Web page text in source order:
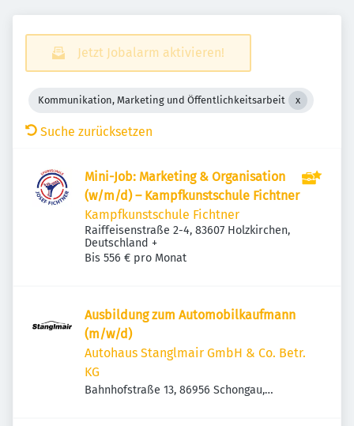
Jetzt Jobalarm aktivieren!
Kommunikation, Marketing und Öffentlichkeitsarbeit
Suche zurücksetzen
Mini-Job: Marketing & Organisation
(w/m/d) – Kampfkunstschule Fichtner
Kampfkunstschule Fichtner
Raiffeisenstraße 2-4, 83607 Holzkirchen,
Deutschland +
Bis 556 € pro Monat
Ausbildung zum Automobilkaufmann
(m/w/d)
Autohaus Stanglmair GmbH & Co. Betr.
KG
Bahnhofstraße 13, 86956 Schongau,